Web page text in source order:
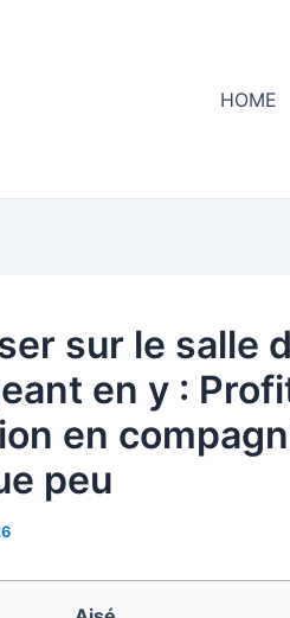
HOME
sur le salle
en y :
en
peu